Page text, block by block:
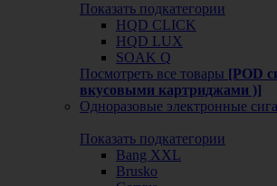
Показать подкатегории
HQD CLICK
HQD LUX
SOAK Q
Посмотреть все товары [POD
вкусовыми картриджами )]
Одноразовые электронные
Показать подкатегории
Bang XXL
Brusko